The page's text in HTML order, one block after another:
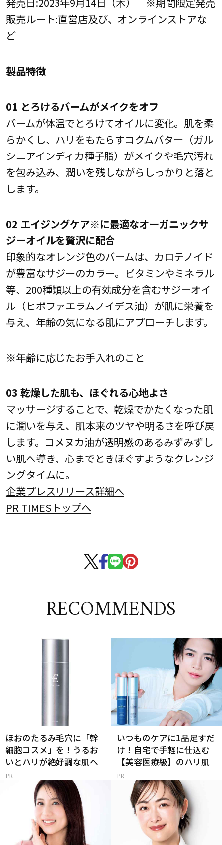
販売ルート:直営店及び、オンラインストアな
ど
製品特徴
01 とろけるバームがメイクをオフ
バームが体温でとろけてオイルに変化。肌を柔
らかくし、ハリをもたらすコクムバター（ガル
シニアインディカ種子脂）がメイクや毛穴汚れ
を包み込み、潤いを残しながらしっかりと落と
します。
02 エイジングケア※に最適なオーガニックサ
ジーオイルを贅沢に配合
印象的なオレンジ色のバームは、カロテノイド
が豊富なサジーのカラー。ビタミンやミネラル
等、200種類以上の有効成分を含むサジーオイ
ル（ヒポファエラムノイデス油）が肌に栄養を
与え、年齢の気になる肌にアプローチします。
※年齢に応じたお手入れのこと
03 乾燥した肌も、ほぐれる心地よさ
マッサージすることで、乾燥でかたくなった肌
に潤いを与え、肌本来のツヤや明るさを呼び戻
します。コメヌカ油が透明感のあるみずみずし
い肌へ導き、心までときほぐすようなクレンジ
ングタイムに。
企業プレスリリース詳細へ
PR TIMESトップへ
RECOMMENDS
ほおのたるみ毛穴に「幹
細胞コスメ」を！うるお
いとハリが絶好調な肌へ
いつものケアに1品足すだ
け！自宅で手軽に仕込む
【美容医療級】のハリ肌